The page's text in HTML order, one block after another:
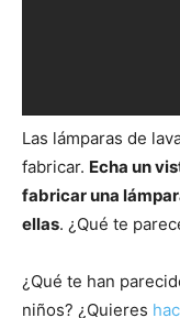
Las lámparas de
fabricar. Echa un
fabricar una
ellas. ¿Qué te
¿Qué te han
niños? ¿Quieres